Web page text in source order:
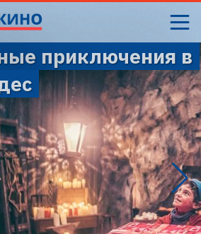
приключения в